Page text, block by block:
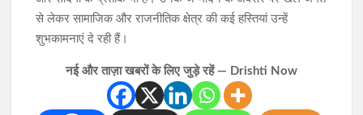
से लेकर सामाजिक और राजनीतिक क्षेत्र की कई हस्तियां उन्हें
शुभकामनाएं दे रही हैं।
नई और ताज़ा खबरों के लिए जुड़े रहें — Drishti Now